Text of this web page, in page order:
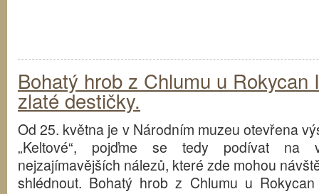
Bohatý hrob z Chlumu u Rokycan
zlaté destičky.
Od 25. května je v Národním muzeu otevřena
„Keltové“, pojďme se tedy podívat na
nejzajímavějších nálezů, které zde mohou
shlédnout. Bohatý hrob z Chlumu u